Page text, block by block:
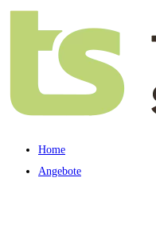
Home
Angebote